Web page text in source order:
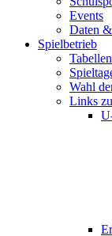
Events
Daten
Spielbetrieb
Wahl
Links